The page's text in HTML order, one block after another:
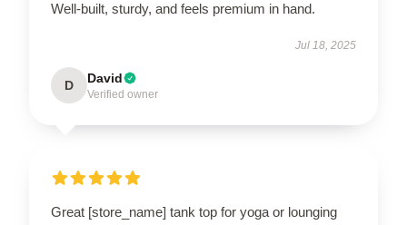
Well-built, sturdy, and feels premium in hand.
Jul 18, 2025
D David
Verified owner
Great [store_name] tank top for yoga or lounging